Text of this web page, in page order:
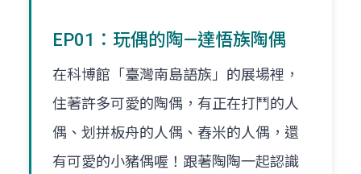
EP01：玩偶的陶—達悟族陶偶
在科博館「臺灣南島語族」的展場裡，
住著許多可愛的陶偶，有正在打鬥的人
偶、划拼板舟的人偶、舂米的人偶，還
有可愛的小豬偶喔！跟著陶陶一起認識